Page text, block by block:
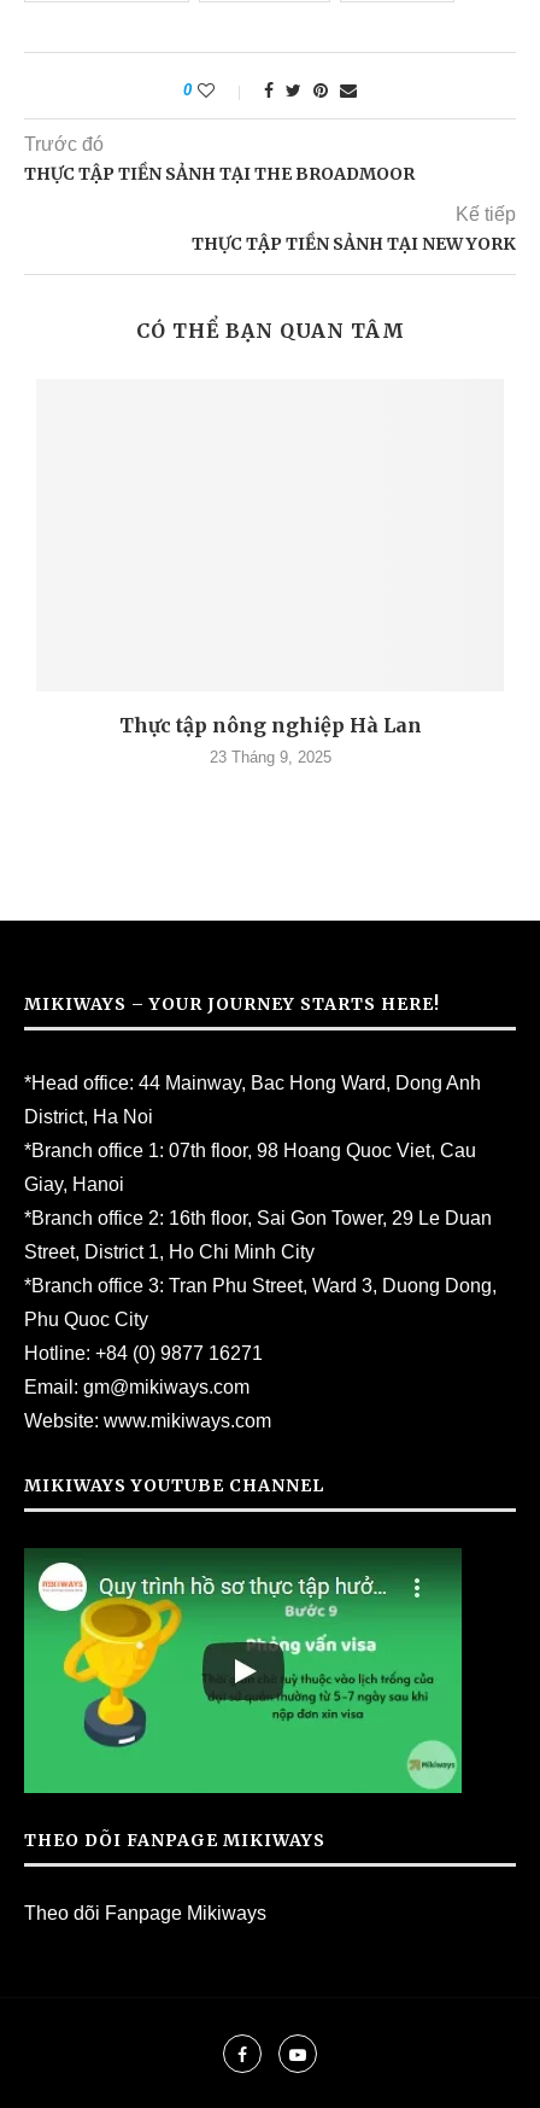
0
Trước đó
THỰC TẬP TIỀN SẢNH TẠI THE BROADMOOR
Kế tiếp
THỰC TẬP TIỀN SẢNH TẠI NEW YORK
CÓ THỂ BẠN QUAN TÂM
Thực tập nông nghiệp Hà Lan
23 Tháng 9, 2025
MIKIWAYS – YOUR JOURNEY STARTS HERE!
*Head office: 44 Mainway, Bac Hong Ward, Dong Anh
District, Ha Noi
*Branch office 1: 07th floor, 98 Hoang Quoc Viet, Cau
Giay, Hanoi
*Branch office 2: 16th floor, Sai Gon Tower, 29 Le Duan
Street, District 1, Ho Chi Minh City
*Branch office 3: Tran Phu Street, Ward 3, Duong Dong,
Phu Quoc City
Hotline: +84 (0) 9877 16271
Email: gm@mikiways.com
Website: www.mikiways.com
MIKIWAYS YOUTUBE CHANNEL
THEO DÕI FANPAGE MIKIWAYS
Theo dõi Fanpage Mikiways